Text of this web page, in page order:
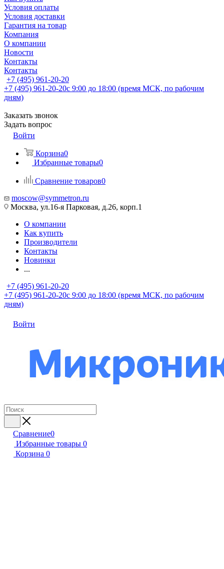
Условия оплаты
Условия доставки
Гарантия на товар
Компания
О компании
Новости
Контакты
Контакты
+7 (495) 961-20-20
+7 (495) 961-20-20с 9:00 до 18:00 (время МСК, по рабочим
дням)
Заказать звонок
Задать вопрос
Войти
Корзина0
Избранные товары0
Сравнение товаров0
moscow@symmetron.ru
Москва, ул.16-я Парковая, д.26, корп.1
О компании
Как купить
Производители
Контакты
Новинки
...
+7 (495) 961-20-20
+7 (495) 961-20-20с 9:00 до 18:00 (время МСК, по рабочим
дням)
Войти
Сравнение0
Избранные товары 0
Корзина 0